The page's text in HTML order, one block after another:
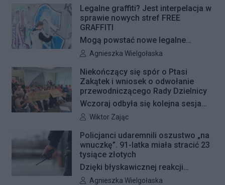
pojawią się jeszcze w tym roku.
Legalne graffiti? Jest interpelacja w
sprawie nowych stref FREE
GRAFFITI
Mogą powstać nowe legalne
miejsca do wykonywania graffiti.
interpelację, w której proponuje
wyznaczenie kolejnych stref FREE
GRAFFITI we współpracy z
Zarządem Dróg Miejskich.
Autor artykułu:
Agnieszka Wielgołaska
Niekończący się spór o Ptasi
Zakątek i wniosek o odwołanie
przewodniczącego Rady Dzielnicy
Wczoraj odbyła się kolejna sesja
poświęcona procedowaniu
Rady Dzielnicy Żoliborz w sprawie
zaniechania budowy zespołu
przedszkolno-żłobkowego przy ul.
Ficowskiego. Po blisko pięciu
Autor artykułu:
Wiktor Zając
Policjanci udaremnili oszustwo „na
wnuczkę”. 91-latka miała stracić 23
tysiące złotych
Dzięki błyskawicznej reakcji
kryminalnych 91-letnia mieszkanka
Autor artykułu:
Agnieszka Wielgołaska